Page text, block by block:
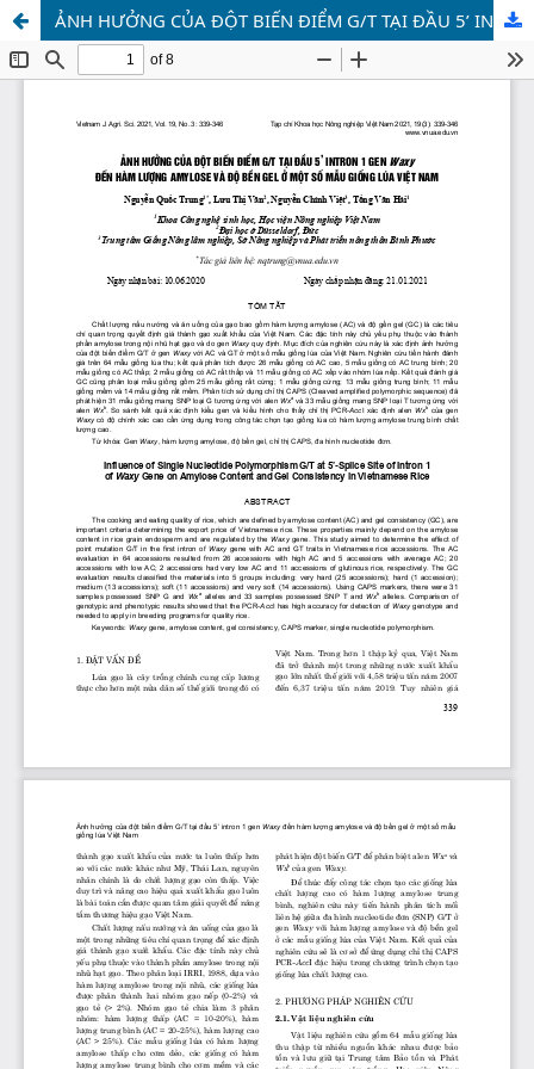
ẢNH HƯỞNG CỦA ĐỘT BIẾN ĐIỂM G/T TẠI ĐẦU 5’ INTRON 1 GEN WaxyĐẾN HÀM LƯỢNG AMYLOSE VÀ ĐỘ BỀN GEL Ở MỘT SỐ MẪU GIỐNG LÚA VIỆT NAM